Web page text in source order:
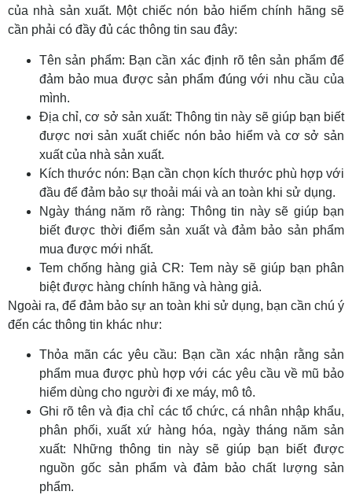
của nhà sản xuất. Một chiếc nón bảo hiểm chính hãng sẽ
cần phải có đầy đủ các thông tin sau đây:
Tên sản phẩm: Bạn cần xác định rõ tên sản phẩm để
đảm bảo mua được sản phẩm đúng với nhu cầu của
mình.
Địa chỉ, cơ sở sản xuất: Thông tin này sẽ giúp bạn biết
được nơi sản xuất chiếc nón bảo hiểm và cơ sở sản
xuất của nhà sản xuất.
Kích thước nón: Bạn cần chọn kích thước phù hợp với
đầu để đảm bảo sự thoải mái và an toàn khi sử dụng.
Ngày tháng năm rõ ràng: Thông tin này sẽ giúp bạn
biết được thời điểm sản xuất và đảm bảo sản phẩm
mua được mới nhất.
Tem chống hàng giả CR: Tem này sẽ giúp bạn phân
biệt được hàng chính hãng và hàng giả.
Ngoài ra, để đảm bảo sự an toàn khi sử dụng, bạn cần chú ý
đến các thông tin khác như:
Thỏa mãn các yêu cầu: Bạn cần xác nhận rằng sản
phẩm mua được phù hợp với các yêu cầu về mũ bảo
hiểm dùng cho người đi xe máy, mô tô.
Ghi rõ tên và địa chỉ các tổ chức, cá nhân nhập khẩu,
phân phối, xuất xứ hàng hóa, ngày tháng năm sản
xuất: Những thông tin này sẽ giúp bạn biết được
nguồn gốc sản phẩm và đảm bảo chất lượng sản
phẩm.